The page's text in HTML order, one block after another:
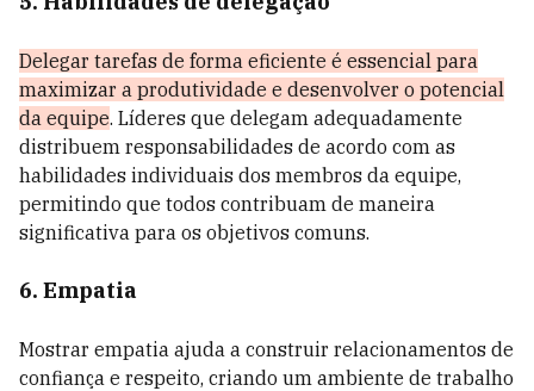
Delegar tarefas de forma eficiente é essencial para
maximizar a produtividade e desenvolver o potencial
da equipe. Líderes que delegam adequadamente
distribuem responsabilidades de acordo com as
habilidades individuais dos membros da equipe,
permitindo que todos contribuam de maneira
significativa para os objetivos comuns.
6. Empatia
Mostrar empatia ajuda a construir relacionamentos de
confiança e respeito, criando um ambiente de trabalho